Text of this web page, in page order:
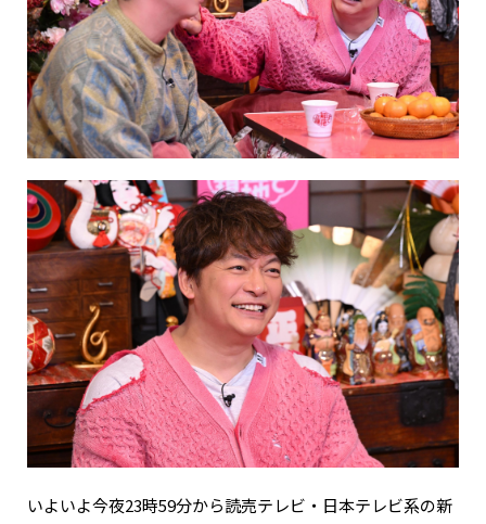
メールマガジン登録/解除
いよいよ今夜23時59分から読売テレビ・日本テレビ系の新